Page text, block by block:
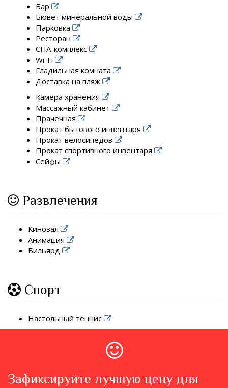
Бар
Бювет минеральной воды
Парковка
Ресторан
СПА-комплекс
Wi-Fi
Гладильная комната
Доставка на пляж
Камера хранения
Массажный кабинет
Прачечная
Прокат бытового инвентаря
Прокат велосипедов
Прокат спортивного инвентаря
Сейфы
Развлечения
Кинозал
Анимация
Бильярд
Спорт
Настольный теннис
Зафиксируйте лучшую цену для